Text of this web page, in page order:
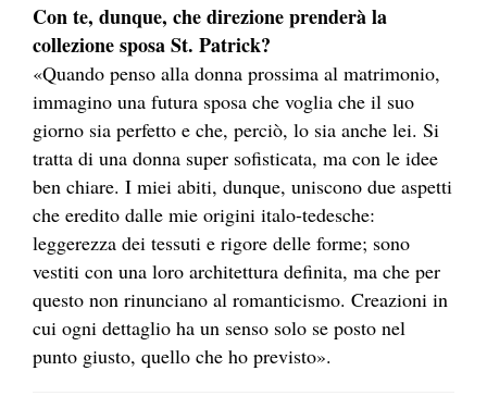
Con te, dunque, che direzione prenderà la
collezione sposa St. Patrick?
«Quando penso alla donna prossima al matrimonio,
immagino una futura sposa che voglia che il suo
giorno sia perfetto e che, perciò, lo sia anche lei. Si
tratta di una donna super sofisticata, ma con le idee
ben chiare. I miei abiti, dunque, uniscono due aspetti
che eredito dalle mie origini italo-tedesche:
leggerezza dei tessuti e rigore delle forme; sono
vestiti con una loro architettura definita, ma che per
questo non rinunciano al romanticismo. Creazioni in
cui ogni dettaglio ha un senso solo se posto nel
punto giusto, quello che ho previsto».